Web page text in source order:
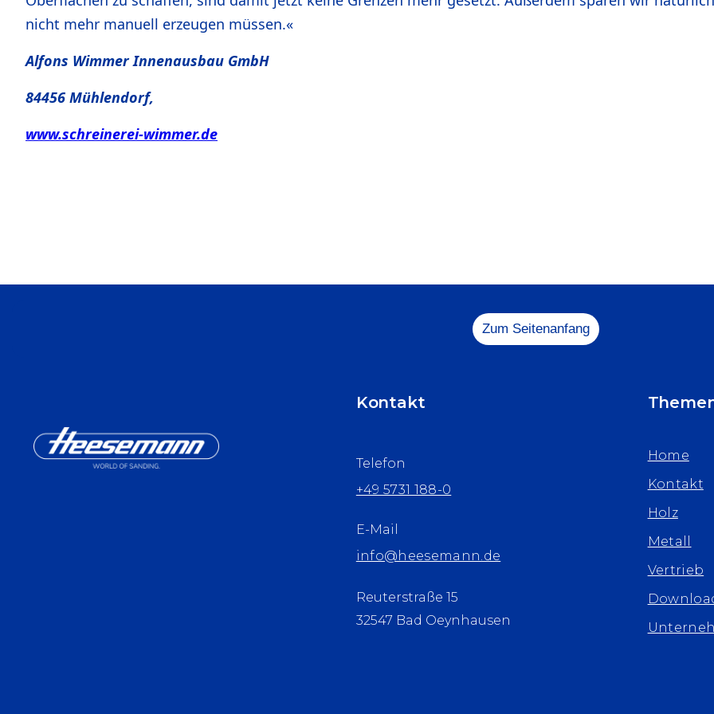
nicht mehr manuell erzeugen müssen.«
Alfons Wimmer Innenausbau GmbH
84456 Mühlendorf,
www.schreinerei-wimmer.de
Zum Seitenanfang
Kontakt
Telefon
+49 5731 188-0
E-Mail
info@heesemann.de
Reuterstraße 15
32547 Bad Oeynhausen
Home
Kontakt
Holz
Metall
Vertrieb